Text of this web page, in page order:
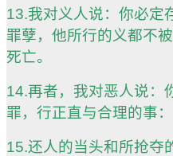
13.我对义人说：你必定
罪孽，他所行的义都不
死亡。
14.再者，我对恶人说：
罪，行正直与合理的事：
15.还人的当头和所抢夺